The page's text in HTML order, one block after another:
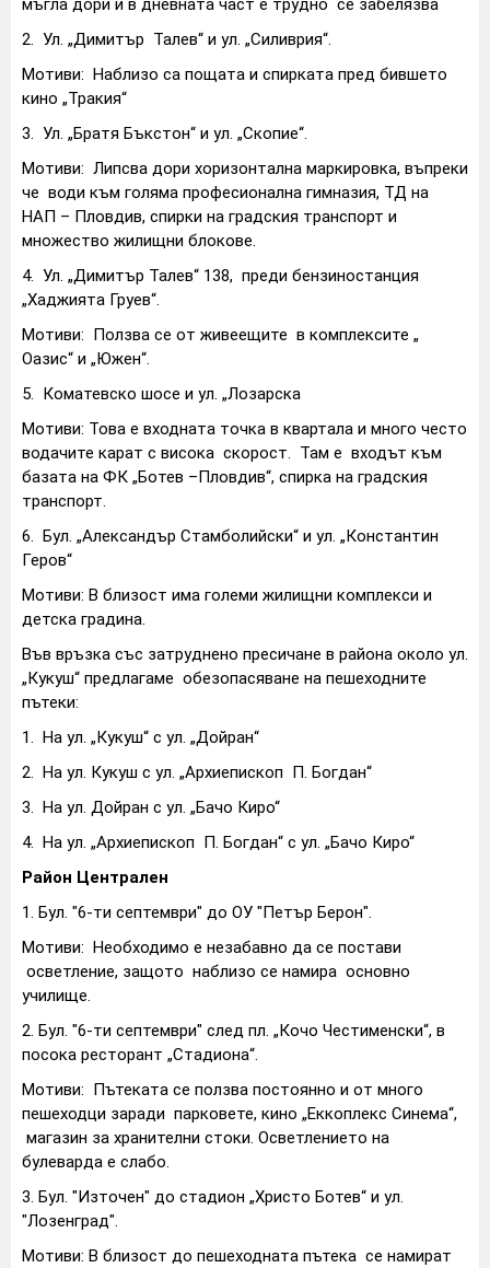
мъгла дори и в дневната част е трудно се забелязва
2. Ул. „Димитър Талев“ и ул. „Силиврия“.
Мотиви: Наблизо са пощата и спирката пред бившето
кино „Тракия“
3. Ул. „Братя Бъкстон“ и ул. „Скопие“.
Мотиви: Липсва дори хоризонтална маркировка, въпреки
че води към голяма професионална гимназия, ТД на
НАП – Пловдив, спирки на градския транспорт и
множество жилищни блокове.
4. Ул. „Димитър Талев“ 138, преди бензиностанция
„Хаджията Груев“.
Мотиви: Ползва се от живеещите в комплексите „
Оазис“ и „Южен“.
5. Коматевско шосе и ул. „Лозарска
Мотиви: Това е входната точка в квартала и много често
водачите карат с висока скорост. Там е входът към
базата на ФК „Ботев –Пловдив“, спирка на градския
транспорт.
6. Бул. „Александър Стамболийски“ и ул. „Константин
Геров“
Мотиви: В близост има големи жилищни комплекси и
детска градина.
Във връзка със затруднено пресичане в района около ул.
„Кукуш“ предлагаме обезопасяване на пешеходните
пътеки:
1. На ул. „Кукуш“ с ул. „Дойран“
2. На ул. Кукуш с ул. „Архиепископ П. Богдан“
3. На ул. Дойран с ул. „Бачо Киро“
4. На ул. „Архиепископ П. Богдан“ с ул. „Бачо Киро“
Район Централен
1. Бул. "6-ти септември" до ОУ "Петър Берон".
Мотиви: Необходимо е незабавно да се постави
осветление, защото наблизо се намира основно
училище.
2. Бул. "6-ти септември" след пл. „Кочо Честименски“, в
посока ресторант „Стадиона“.
Мотиви: Пътеката се ползва постоянно и от много
пешеходци заради парковете, кино „Еккоплекс Синема“,
магазин за хранителни стоки. Осветлението на
булеварда е слабо.
3. Бул. "Източен" до стадион „Христо Ботев“ и ул.
"Лозенград".
Мотиви: В близост до пешеходната пътека се намират